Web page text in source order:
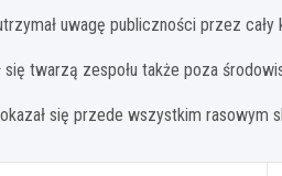
uwagę publiczności przez cały
się twarzą zespołu także poza
się przede wszystkim rasowym